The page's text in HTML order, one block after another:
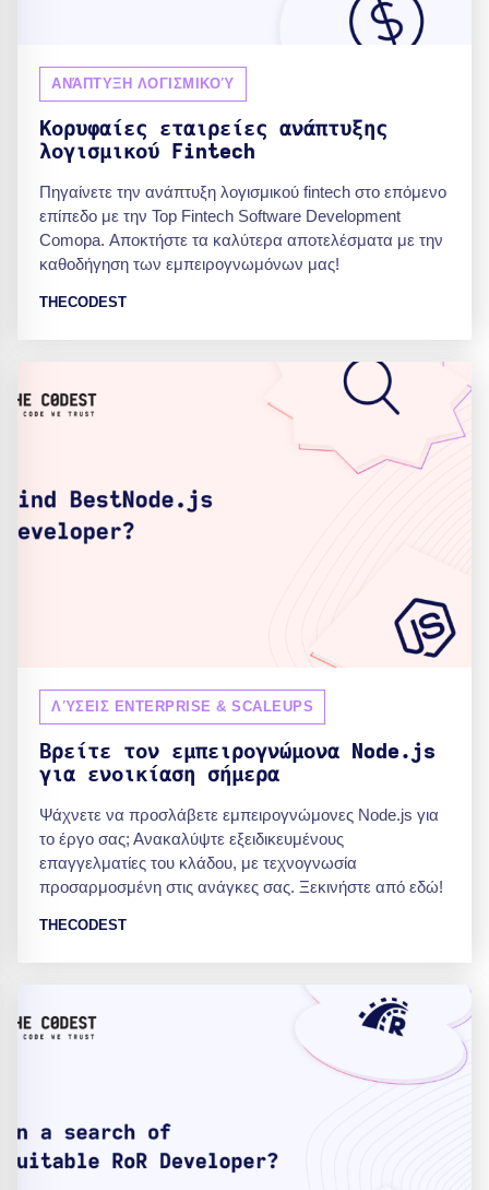
ΑΝΆΠΤΥΞΗ ΛΟΓΙΣΜΙΚΟΎ
Κορυφαίες εταιρείες ανάπτυξης
λογισμικού Fintech
Πηγαίνετε την ανάπτυξη λογισμικού fintech στο επόμενο
επίπεδο με την Top Fintech Software Development
Comopa. Αποκτήστε τα καλύτερα αποτελέσματα με την
καθοδήγηση των εμπειρογνωμόνων μας!
THECODEST
ΛΎΣΕΙΣ ENTERPRISE & SCALEUPS
Βρείτε τον εμπειρογνώμονα Node.js
για ενοικίαση σήμερα
Ψάχνετε να προσλάβετε εμπειρογνώμονες Node.js για
το έργο σας; Ανακαλύψτε εξειδικευμένους
επαγγελματίες του κλάδου, με τεχνογνωσία
προσαρμοσμένη στις ανάγκες σας. Ξεκινήστε από εδώ!
THECODEST